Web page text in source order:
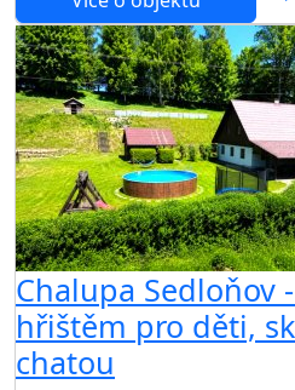
Chalupa Sedloňov
hřištěm pro děti,
chatou